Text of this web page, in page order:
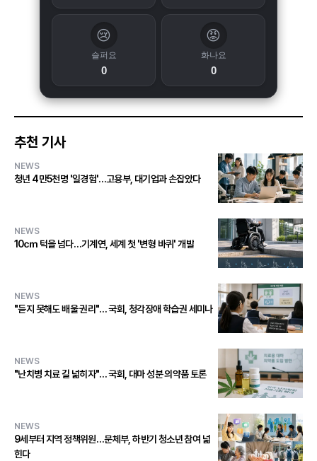
😢
슬퍼요
0
😡
화나요
0
추천 기사
NEWS
청년 4만5천명 '일경험'…고용부, 대기업과 손잡았다
NEWS
10㎝ 턱을 넘다…기계연, 세계 첫 '변형 바퀴' 개발
NEWS
"듣지 못해도 배울 권리"… 국회, 청각장애 학습권 세미나
NEWS
"난치병 치료 길 넓히자"… 국회, 대마 성분 의약품 토론
NEWS
9세부터 지역 정책위원…문체부, 하반기 청소년 참여 넓
힌다